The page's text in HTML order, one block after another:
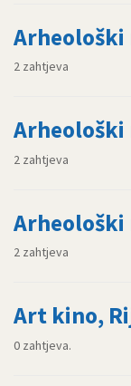
Arheološki
2 zahtjeva
Arheološki
2 zahtjeva
Arheološki
2 zahtjeva
Art kino,
0 zahtjeva.